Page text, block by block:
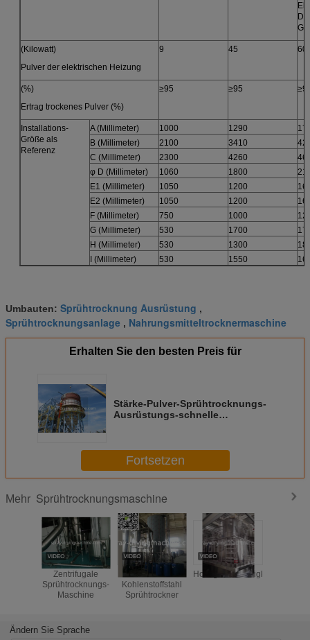
(Kilowatt)
Pulver der elektrischen Heizung
9 45 60
(%)
Ertrag trockenes Pulver (%)
≥95 ≥95
Installations-
Größe als
Referenz
A (Millimeter) 1000 1290
B (Millimeter)
2100 3410
C (Millimeter)
2300 4260
φ D (Millimeter)
1060 1800
E1 (Millimeter)
1050 1200
E2 (Millimeter)
1050 1200
F (Millimeter)
750 1000
G (Millimeter)
530 1700
H (Millimeter)
530 1300
I (Millimeter)
530 1550
Umbauten: Sprühtrocknung Ausrüstung ,
Sprühtrocknungsanlage , Nahrungsmitteltrocknermaschine
Erhalten Sie den besten Preis für
Stärke-Pulver-Sprühtrocknungs-
Ausrüstungs-schnelle
Fortsetzen
Mehr Sprühtrocknungsmaschine
Zentrifugale
Sprühtrocknungs-
Maschine
Kohlenstoffstahl
Sprühtrockner
Ändern Sie Sprache